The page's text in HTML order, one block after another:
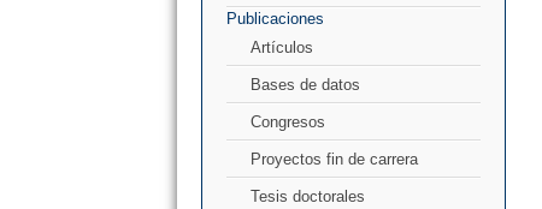
Publicaciones
Artículos
Bases de datos
Congresos
Proyectos fin de carrera
Tesis doctorales